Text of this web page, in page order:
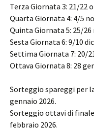
Terza Giornata 3: 21/22
Quarta Giornata 4: 4/5
Quinta Giornata 5: 25/26
Sesta Giornata 6: 9/10
Settima Giornata 7: 20/
Ottava Giornata 8: 28
Sorteggio spareggi per
gennaio 2026.
Sorteggio ottavi di
febbraio 2026.